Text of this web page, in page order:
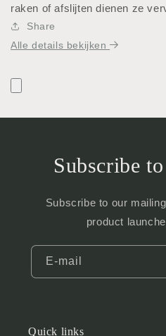
raken of afslijten dienen ze
Share
Alle details bekijken
Subscribe
Subscribe to our
product
E‑mail
Quick links